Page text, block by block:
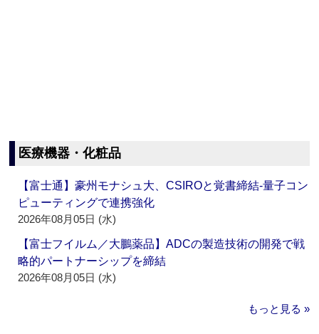
医療機器・化粧品
【富士通】豪州モナシュ大、CSIROと覚書締結‐量子コン
ピューティングで連携強化
2026年08月05日 (水)
【富士フイルム／大鵬薬品】ADCの製造技術の開発で戦
略的パートナーシップを締結
2026年08月05日 (水)
もっと見る »